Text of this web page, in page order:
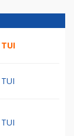
TUI
TUI
TUI